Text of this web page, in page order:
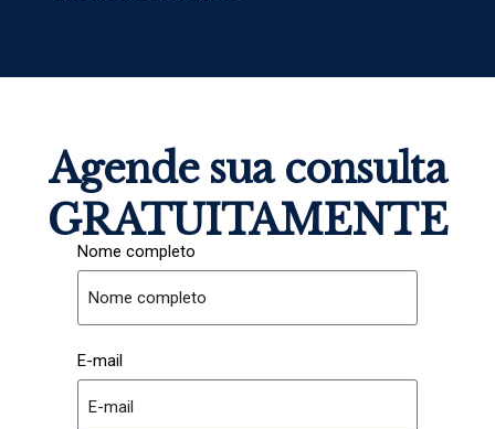
Agende sua consulta
GRATUITAMENTE
Nome completo
E-mail